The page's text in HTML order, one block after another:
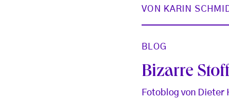
VON
KARIN
BLOG
Bizarre
Fotoblog von Dieter